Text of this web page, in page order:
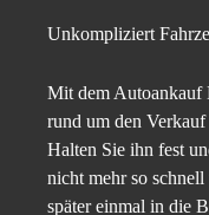
Unkompliziert
Mit dem Autoankauf
rund um den
Halten Sie ihn fest
nicht mehr so
später einmal in die